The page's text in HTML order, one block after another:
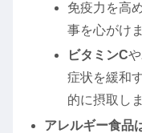
免疫力を高
事を心がけ
ビタミンCや
症状を緩和
的に摂取し
アレルギー食品